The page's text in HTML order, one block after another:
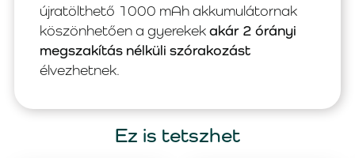
újratölthető 1000 mAh akkumulátornak
köszönhetően a gyerekekakár 2 órányi
megszakítás nélküli szórakozást
élvezhetnek.
Ez is tetszhet